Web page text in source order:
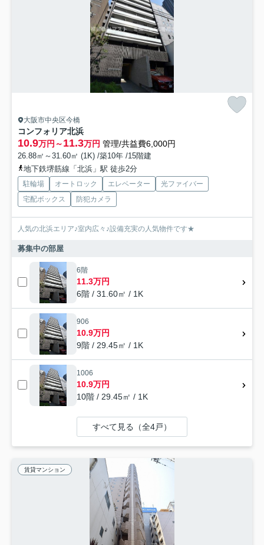
大阪市中央区今橋
コンフォリア北浜
10.9万円～11.3万円 管理/共益費6,000円
26.88㎡～31.60㎡ (1K) /築10年 /15階建
地下鉄堺筋線「北浜」駅 徒歩2分
駐輪場 オートロック エレベーター
光ファイバー
宅配ボックス
防犯カメラ
人気の北浜エリア♪室内広々♪設備充実の人気物件です★
募集中の部屋
6階
11.3万円
6階 / 31.60㎡ / 1K
906
10.9万円
9階 / 29.45㎡ / 1K
1006
10.9万円
10階 / 29.45㎡ / 1K
すべて見る（全4戸）
賃貸マンション